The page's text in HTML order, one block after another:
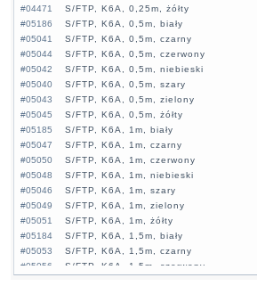
#04471
S/FTP, K6A, 0,25m, żółty
#05186
S/FTP, K6A, 0,5m, biały
#05041
S/FTP, K6A, 0,5m, czarny
#05044
S/FTP, K6A, 0,5m, czerwony
#05042
S/FTP, K6A, 0,5m, niebieski
#05040
S/FTP, K6A, 0,5m, szary
#05043
S/FTP, K6A, 0,5m, zielony
#05045
S/FTP, K6A, 0,5m, żółty
#05185
S/FTP, K6A, 1m, biały
#05047
S/FTP, K6A, 1m, czarny
#05050
S/FTP, K6A, 1m, czerwony
#05048
S/FTP, K6A, 1m, niebieski
#05046
S/FTP, K6A, 1m, szary
#05049
S/FTP, K6A, 1m, zielony
#05051
S/FTP, K6A, 1m, żółty
#05184
S/FTP, K6A, 1,5m, biały
#05053
S/FTP, K6A, 1,5m, czarny
#05056
S/FTP, K6A, 1,5m, czerwony